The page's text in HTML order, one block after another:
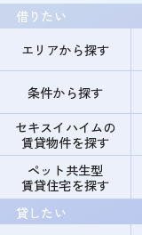
借りたい
エリアから探す
条件から探す
セキスイハイムの
賃貸物件を探す
ペット共生型
賃貸住宅を探す
貸したい